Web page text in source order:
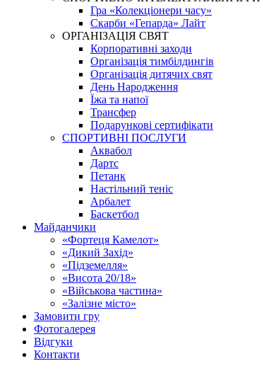
Гра «Колекціонери часу»
Скарби «Гепарда» Лайт
ОРГАНІЗАЦІЯ СВЯТ
Корпоративні заходи
Організація тимбілдингів
Організація дитячих свят
День Народження
Їжа та напої
Трансфер
Подарункові сертифікати
СПОРТИВНІ ПОСЛУГИ
Аквабол
Дартс
Петанк
Настільний теніс
Арбалет
Баскетбол
Майданчики
«Фортеця Камелот»
«Дикий Захід»
«Підземелля»
«Висота 20/18»
«Військова частина»
«Залізне місто»
Замовити гру
Фотогалерея
Відгуки
Контакти